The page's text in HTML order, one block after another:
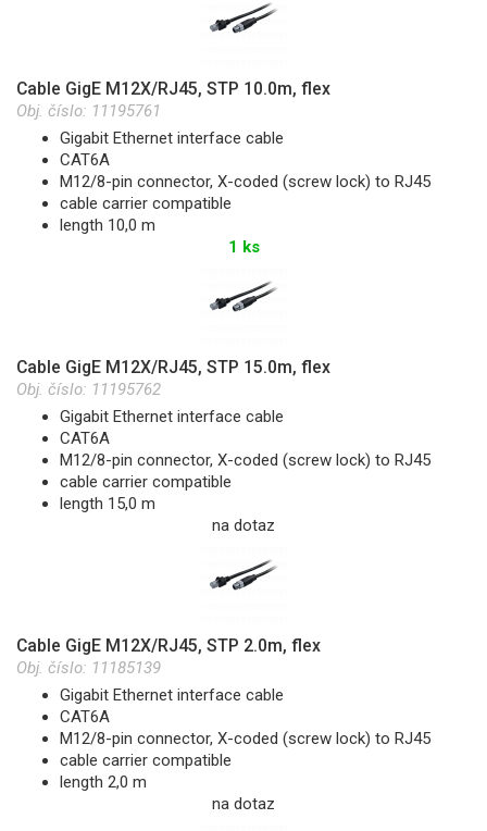
Cable GigE M12X/RJ45, STP 10.0m, flex
Obj. číslo: 11195761
Gigabit Ethernet interface cable
CAT6A
M12/8-pin connector, X-coded (screw lock) to RJ45
cable carrier compatible
length 10,0 m
1 ks
Cable GigE M12X/RJ45, STP 15.0m, flex
Obj. číslo: 11195762
Gigabit Ethernet interface cable
CAT6A
M12/8-pin connector, X-coded (screw lock) to RJ45
cable carrier compatible
length 15,0 m
na dotaz
Cable GigE M12X/RJ45, STP 2.0m, flex
Obj. číslo: 11185139
Gigabit Ethernet interface cable
CAT6A
M12/8-pin connector, X-coded (screw lock) to RJ45
cable carrier compatible
length 2,0 m
na dotaz